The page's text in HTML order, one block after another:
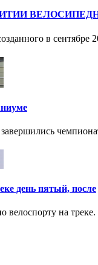
в
день пятый, после
на